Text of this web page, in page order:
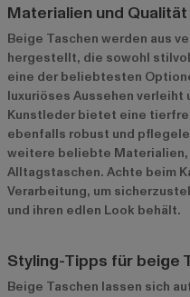
Materialien und
Beige Taschen werden aus
hergestellt, die sowohl
eine der beliebtesten
luxuriöses Aussehen
Kunstleder bietet eine
ebenfalls robust und
weitere beliebte
Alltagstaschen. Achte beim
Verarbeitung, um
und ihren edlen Look behält.
Styling-Tipps für beige
Beige Taschen lassen sich